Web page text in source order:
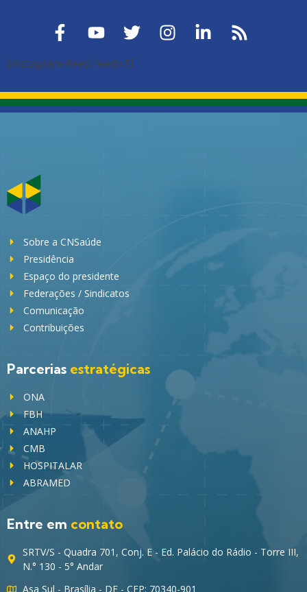
[instagram-feed feed=1]
Sobre a CNSaúde
Presidência
Espaço do presidente
Federações / Sindicatos
Comunicação
Contribuições
Parcerias estratégicas
ONA
FBH
ANAHP
CMB
HOSPITALAR
ABRAMED
Entre em contato
SRTV/S - Quadra 701, Conj. E - Ed. Palácio do Rádio - Torre III,
N.° 130 - 5° Andar
Asa Sul - Brasília - DF - CEP: 70340-901